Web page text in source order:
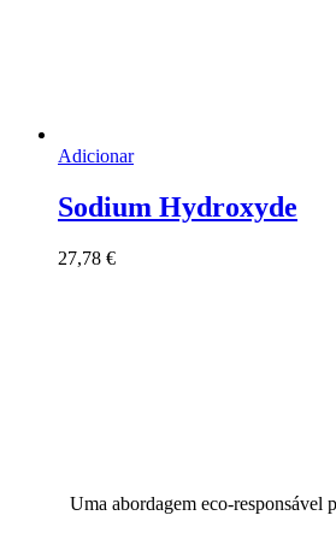
Adicionar
Sodium Hydroxyde
27,78 €
Uma abordagem eco-responsável